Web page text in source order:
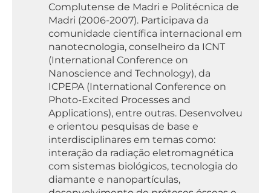
Complutense de Madri e Politécnica de
Madri (2006-2007). Participava da
comunidade científica internacional em
nanotecnologia, conselheiro da ICNT
(International Conference on
Nanoscience and Technology), da
ICPEPA (International Conference on
Photo-Excited Processes and
Applications), entre outras. Desenvolveu
e orientou pesquisas de base e
interdisciplinares em temas como:
interação da radiação eletromagnética
com sistemas biológicos, tecnologia do
diamante e nanopartículas,